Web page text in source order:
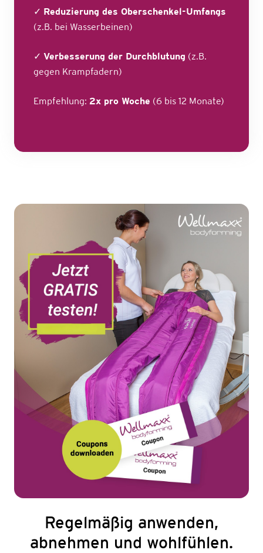
✓ Reduzierung des Oberschenkel-Umfangs
(z.B. bei Wasserbeinen)
✓ Verbesserung der Durchblutung (z.B.
gegen Krampfadern)
Empfehlung: 2x pro Woche (6 bis 12 Monate)
Regelmäßig anwenden,
abnehmen und wohlfühlen.